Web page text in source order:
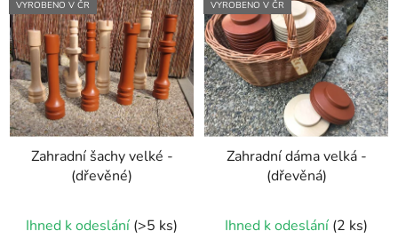
VYROBENO V ČR
Zahradní šachy velké -
(dřevěné)
hodnocení
Ihned k odeslání (>5 ks)
VYROBENO V ČR
Zahradní dáma velká -
(dřevěná)
Ihned k odeslání (2 ks)